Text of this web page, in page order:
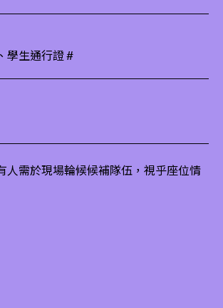
學生通行證 #
人需於現場輪候候補隊伍，視乎座位情